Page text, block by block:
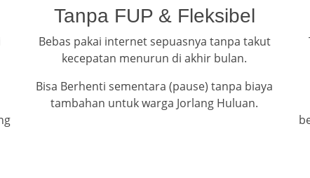
Tanpa FUP & Fleksibel
Bebas pakai internet sepuasnya tanpa takut
kecepatan menurun di akhir bulan.
Bisa Berhenti sementara (pause) tanpa biaya
tambahan untuk warga Jorlang Huluan.